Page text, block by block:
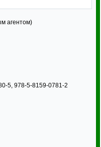
агентом)
5, 978-5-8159-0781-2